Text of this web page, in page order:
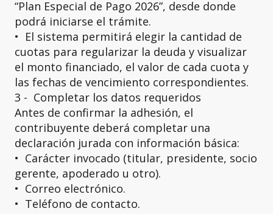
“Plan Especial de Pago 2026”, desde donde
podrá iniciarse el trámite.
•⁠ ⁠El sistema permitirá elegir la cantidad de
cuotas para regularizar la deuda y visualizar
el monto financiado, el valor de cada cuota y
las fechas de vencimiento correspondientes.
3 - Completar los datos requeridos
Antes de confirmar la adhesión, el
contribuyente deberá completar una
declaración jurada con información básica:
•⁠ ⁠Carácter invocado (titular, presidente, socio
gerente, apoderado u otro).
•⁠ ⁠Correo electrónico.
•⁠ ⁠Teléfono de contacto.